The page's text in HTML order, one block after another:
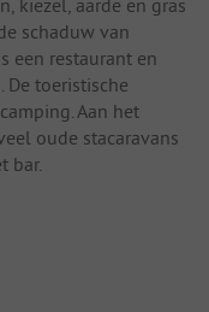
schaduw van
een restaurant en
De toeristische
Aan het
oude stacaravans
bar.